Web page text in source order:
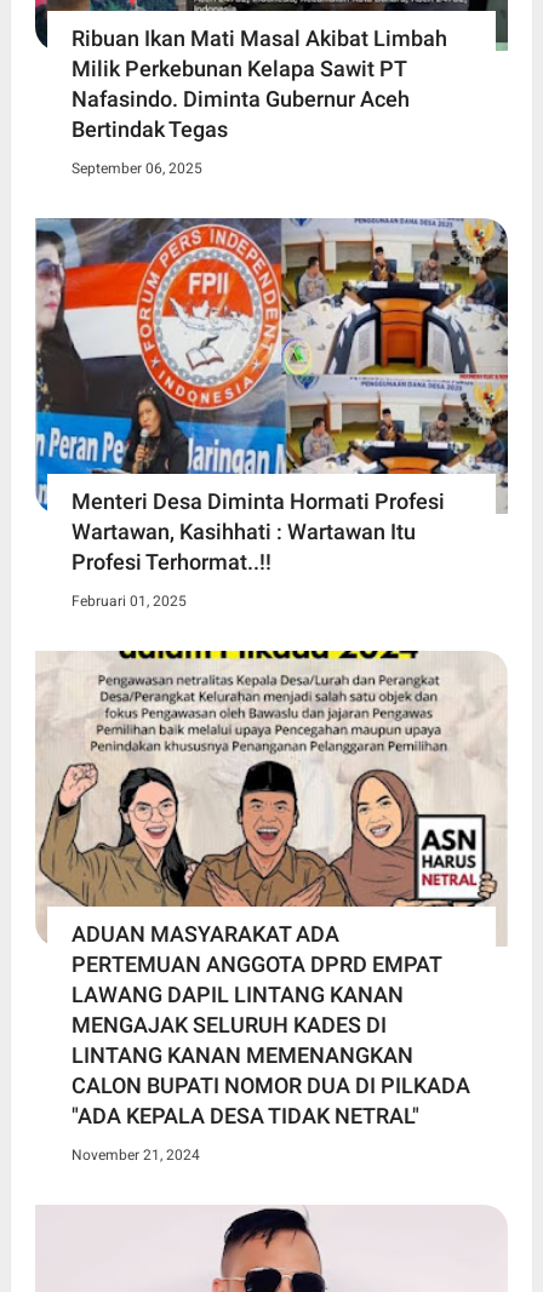
Ribuan Ikan Mati Masal Akibat Limbah
Milik Perkebunan Kelapa Sawit PT
Nafasindo. Diminta Gubernur Aceh
Bertindak Tegas
September 06, 2025
Menteri Desa Diminta Hormati Profesi
Wartawan, Kasihhati : Wartawan Itu
Profesi Terhormat..!!
Februari 01, 2025
ADUAN MASYARAKAT ADA
PERTEMUAN ANGGOTA DPRD EMPAT
LAWANG DAPIL LINTANG KANAN
MENGAJAK SELURUH KADES DI
LINTANG KANAN MEMENANGKAN
CALON BUPATI NOMOR DUA DI PILKADA
"ADA KEPALA DESA TIDAK NETRAL"
November 21, 2024